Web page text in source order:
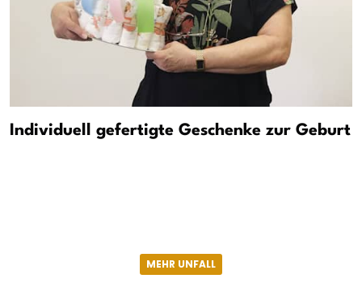
Individuell gefertigte Geschenke zur Geburt
MEHR UNFALL